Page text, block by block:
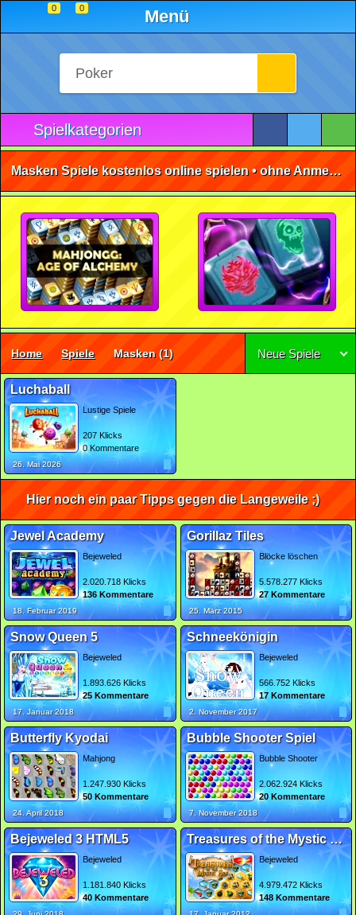
0 0 Menü
Spielkategorien
Masken Spiele kostenlos online spielen • ohne Anmeldung 🕹️
Home Spiele Masken (1) Neue Spiele
Luchaball
Lustige Spiele
207 Klicks
0 Kommentare
26. Mai 2026
Hier noch ein paar Tipps gegen die Langeweile ;)
Jewel Academy
Bejeweled
2.020.718 Klicks
136 Kommentare
18. Februar 2019
Gorillaz Tiles
Blöcke löschen
5.578.277 Klicks
27 Kommentare
25. März 2015
Snow Queen 5
Bejeweled
1.893.626 Klicks
25 Kommentare
17. Januar 2018
Schneekönigin
Bejeweled
566.752 Klicks
17 Kommentare
2. November 2017
Butterfly Kyodai
Mahjong
1.247.930 Klicks
50 Kommentare
24. April 2018
Bubble Shooter Spiel
Bubble Shooter
2.062.924 Klicks
20 Kommentare
7. November 2018
Bejeweled 3 HTML5
Bejeweled
1.181.840 Klicks
40 Kommentare
Treasures of the Mystic Sea
Bejeweled
4.979.472 Klicks
148 Kommentare